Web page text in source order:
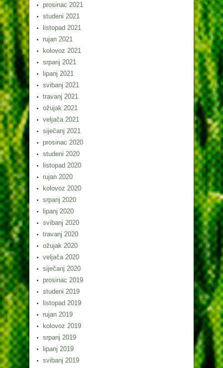
prosinac 2021
studeni 2021
listopad 2021
rujan 2021
kolovoz 2021
srpanj 2021
lipanj 2021
svibanj 2021
travanj 2021
ožujak 2021
veljača 2021
siječanj 2021
prosinac 2020
studeni 2020
listopad 2020
rujan 2020
kolovoz 2020
srpanj 2020
lipanj 2020
svibanj 2020
travanj 2020
ožujak 2020
veljača 2020
siječanj 2020
prosinac 2019
studeni 2019
listopad 2019
rujan 2019
kolovoz 2019
srpanj 2019
lipanj 2019
svibanj 2019